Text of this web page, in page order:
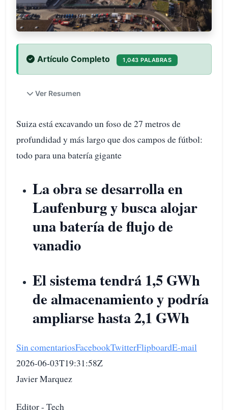
Artículo Completo 1,043 PALABRAS
Ver Resumen
Suiza está excavando un foso de 27 metros de
profundidad y más largo que dos campos de fútbol:
todo para una batería gigante
La obra se desarrolla en
Laufenburg y busca alojar
una batería de flujo de
vanadio
El sistema tendrá 1,5 GWh
de almacenamiento y podría
ampliarse hasta 2,1 GWh
Sin comentariosFacebookTwitterFlipboardE-mail
2026-06-03T19:31:58Z
Javier Marquez
Editor - Tech